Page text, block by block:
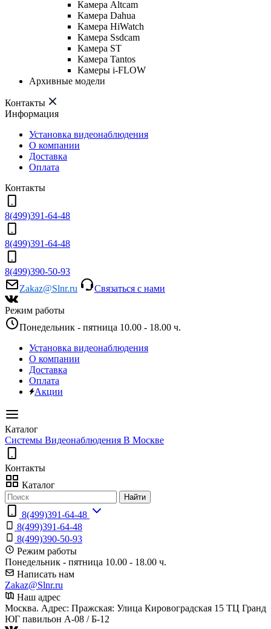
Камера Altcam
Камера Dahua
Камера HiWatch
Камера Ssdcam
Камера ST
Камера Tantos
Камеры i-FLOW
Архивные модели
Контакты
Информация
Установка видеонаблюдения
О компании
Доставка
Оплата
Контакты
8(499)391-64-48
8(499)391-64-48
8(499)390-50-93
Zakaz@Slnr.ru
Связаться с нами
Режим работы
Понедельник - пятница 10.00 - 18.00 ч.
Установка видеонаблюдения
О компании
Доставка
Оплата
Акции
Каталог
Системы Видеонаблюдения В Москве
Контакты
Каталог
Найти
8(499)391-64-48
8(499)391-64-48
8(499)390-50-93
Режим работы
Понедельник - пятница 10.00 - 18.00 ч.
Написать нам
Zakaz@Slnr.ru
Наш адрес
Москва. Адрес: Пражская: Улица Кировоградская 15 ТЦ Гранд
ЮГ павильон А-08 / Б-12